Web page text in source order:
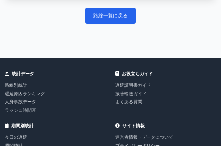
路線一覧に戻る
統計データ
路線別統計
遅延原因ランキング
人身事故データ
ラッシュ時間帯
お役立ちガイド
遅延証明書ガイド
振替輸送ガイド
よくある質問
期間別統計
今日の遅延
週間統計
サイト情報
運営者情報・データについて
プライバシーポリシー